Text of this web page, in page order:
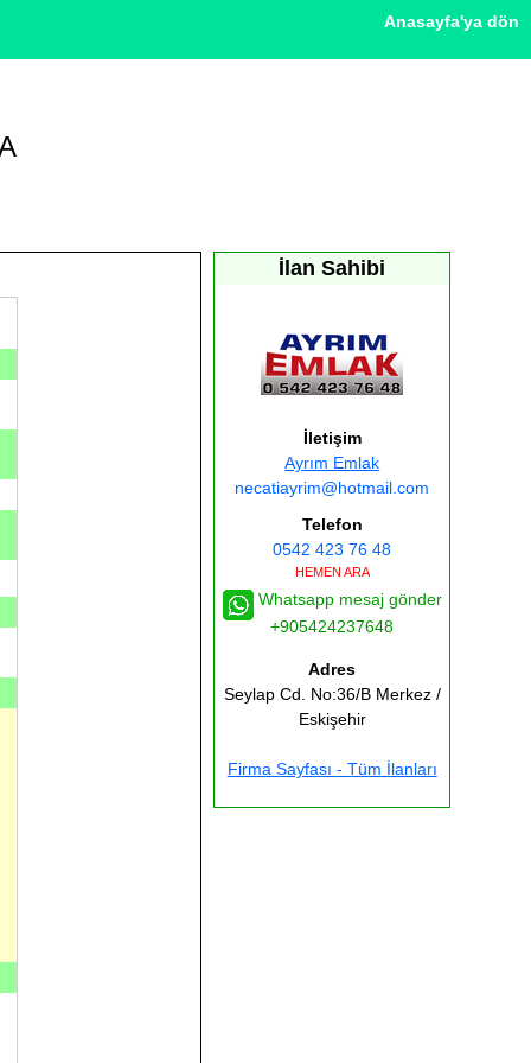
Anasayfa'ya dön
İlan Sahibi
İletişim
Ayrım Emlak
necatiayrim@hotmail.com
Telefon
0542 423 76 48
HEMEN ARA
Whatsapp mesaj gönder
+905424237648
Adres
Seylap Cd. No:36/BMerkez /
Eskişehir
Firma Sayfası - Tüm İlanları